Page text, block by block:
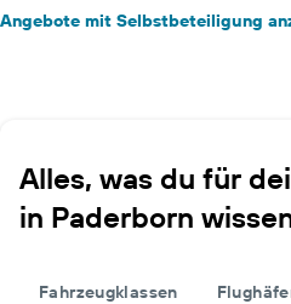
Angebote mit Selbstbeteiligung
Alles, was du für
in Paderborn
Fahrzeugklassen